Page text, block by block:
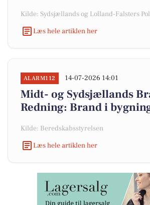
Kilde: Sydsjællands og Lolland-Falsters
Læs hele artiklen her
ALARM112 14-07-2026 14:01
Midt- og Sydsjællands
Redning: Brand i
Kilde: Beredskabsstyrelsen
Læs hele artiklen her